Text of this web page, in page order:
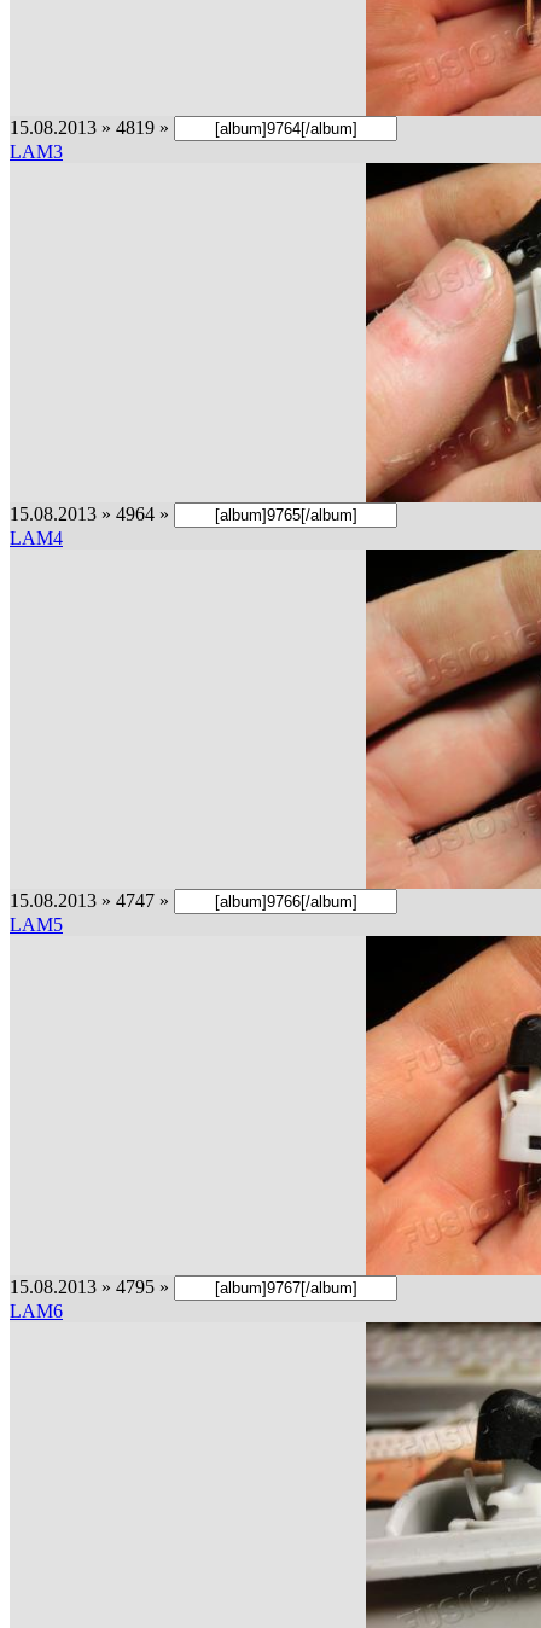
15.08.2013 » 4819 »
LAM3
15.08.2013 » 4964 »
LAM4
15.08.2013 » 4747 »
LAM5
15.08.2013 » 4795 »
LAM6